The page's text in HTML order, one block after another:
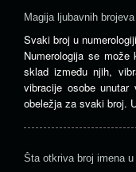
Magija ljubavnih brojeva
Svaki broj u
Numerologija se
sklad između njih,
vibracije osobe unutar
obeležja za svaki broj.
Šta otkriva broj imena u